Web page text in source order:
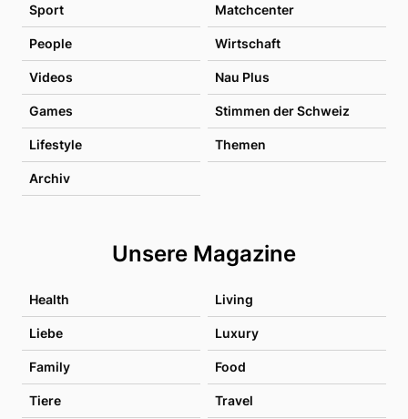
Sport Matchcenter
People Wirtschaft
Videos Nau Plus
Games Stimmen der Schweiz
Lifestyle Themen
Archiv
Unsere Magazine
Health Living
Liebe Luxury
Family Food
Tiere Travel